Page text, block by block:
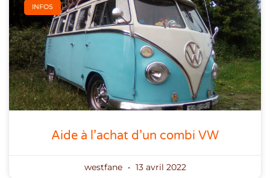
INFOS
Aide à l’achat d’un combi VW
westfane 13 avril 2022